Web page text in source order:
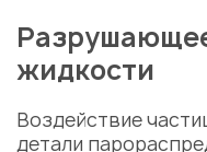
жидкости
Воздействие
детали